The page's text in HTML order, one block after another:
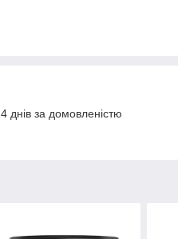
днів за домовленістю